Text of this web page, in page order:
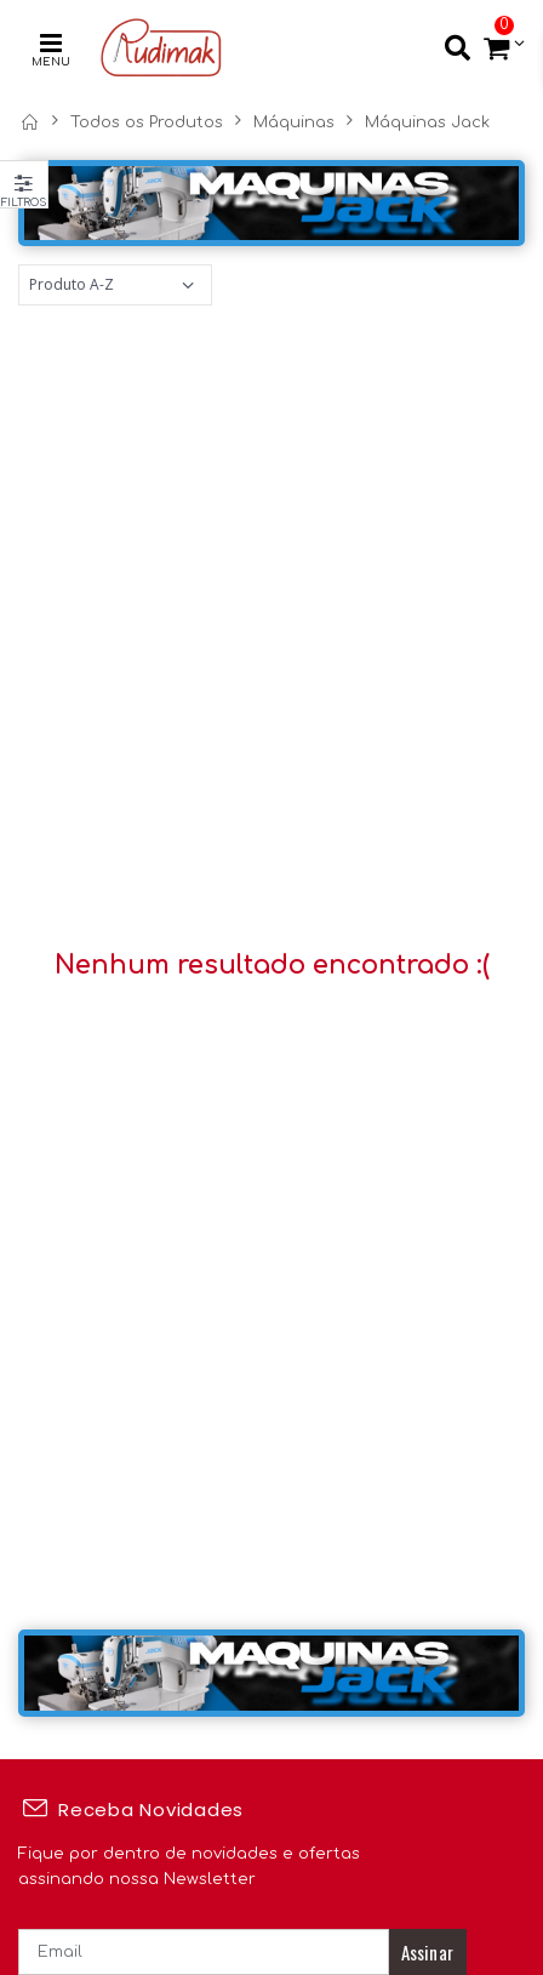
MENU
0
Todos os Produtos Máquinas Máquinas Jack
Nenhum resultado encontrado :(
FILTROS
Receba Novidades
Fique por dentro de novidades e ofertas
assinando nossa Newsletter
Assinar